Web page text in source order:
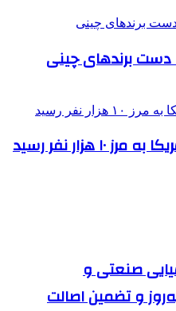
هزار نفر رسید
صنعتی و
و تضمین اصالت